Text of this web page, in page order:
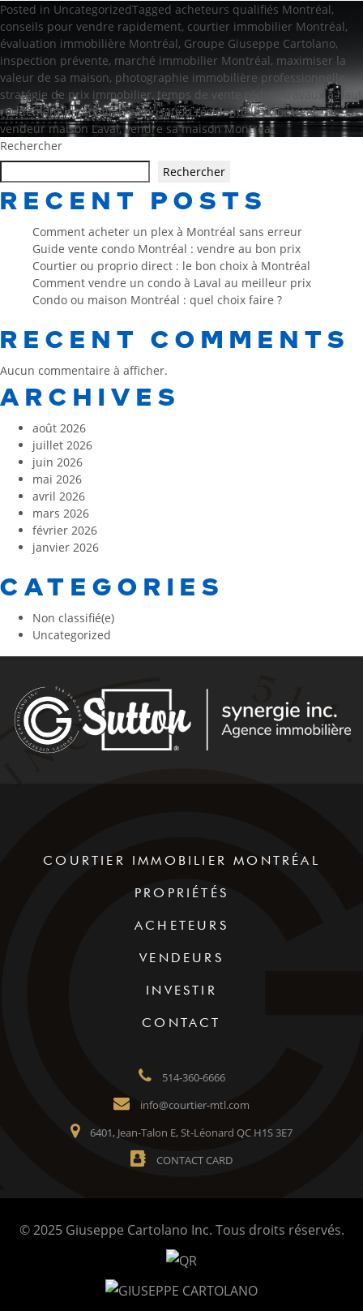
Posted in UncategorizedTagged acheteurs qualifiés Montréal,
conseils pour vendre rapidement, courtier immobilier Montréal,
évaluation immobilière Montréal, Groupe Giuseppe Cartolano,
inspection prévente, marché immobilier Montréal, maximiser la
valeur de sa maison, photographie immobilière professionnelle,
stratégie de prix immobilier, temps de vente réduit
travaux à haut
rendement immobilier,valorisation résidentielle Montréal,
vendeur maison Laval,vendre sa maison Montréal
Rechercher
Rechercher
RECENT POSTS
Comment acheter un plex à Montréal sans erreur
Guide vente condo Montréal : vendre au bon prix
Courtier ou proprio direct : le bon choix à Montréal
Comment vendre un condo à Laval au meilleur prix
Condo ou maison Montréal : quel choix faire ?
RECENT COMMENTS
Aucun commentaire à afficher.
ARCHIVES
août 2026
juillet 2026
juin 2026
mai 2026
avril 2026
mars 2026
février 2026
janvier 2026
CATEGORIES
Non classifié(e)
Uncategorized
COURTIER IMMOBILIER MONTRÉAL
PROPRIÉTÉS
ACHETEURS
VENDEURS
INVESTIR
CONTACT
514-360-6666
info@courtier-mtl.com
6401, Jean-Talon E, St-Léonard QC H1S 3E7
CONTACT CARD
© 2025 Giuseppe Cartolano Inc. Tous droits réservés.